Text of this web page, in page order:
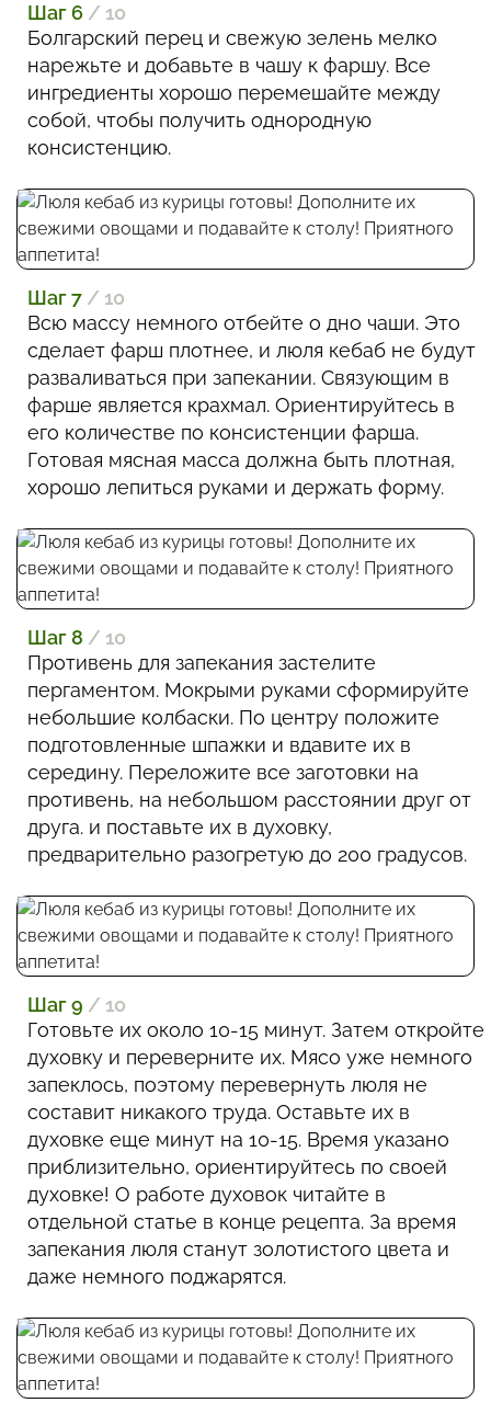
Шаг 6 / 10
Болгарский перец и свежую зелень мелко
нарежьте и добавьте в чашу к фаршу. Все
ингредиенты хорошо перемешайте между
собой, чтобы получить однородную
консистенцию.
Шаг 7 / 10
Всю массу немного отбейте о дно чаши. Это
сделает фарш плотнее, и люля кебаб не будут
разваливаться при запекании. Связующим в
фарше является крахмал. Ориентируйтесь в
его количестве по консистенции фарша.
Готовая мясная масса должна быть плотная,
хорошо лепиться руками и держать форму.
Шаг 8 / 10
Противень для запекания застелите
пергаментом. Мокрыми руками сформируйте
небольшие колбаски. По центру положите
подготовленные шпажки и вдавите их в
середину. Переложите все заготовки на
противень, на небольшом расстоянии друг от
друга. и поставьте их в духовку,
предварительно разогретую до 200 градусов.
Шаг 9 / 10
Готовьте их около 10-15 минут. Затем откройте
духовку и переверните их. Мясо уже немного
запеклось, поэтому перевернуть люля не
составит никакого труда. Оставьте их в
духовке еще минут на 10-15. Время указано
приблизительно, ориентируйтесь по своей
духовке! О работе духовок читайте в
отдельной статье в конце рецепта. За время
запекания люля станут золотистого цвета и
даже немного поджарятся.